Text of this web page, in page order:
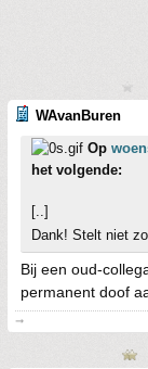
WAvanBuren
Op
het volgende:
[..]
Dank! Stelt niet
Bij een oud-
permanent doof
➞